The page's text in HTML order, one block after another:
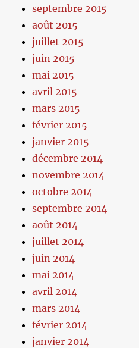
septembre 2015
août 2015
juillet 2015
juin 2015
mai 2015
avril 2015
mars 2015
février 2015
janvier 2015
décembre 2014
novembre 2014
octobre 2014
septembre 2014
août 2014
juillet 2014
juin 2014
mai 2014
avril 2014
mars 2014
février 2014
janvier 2014